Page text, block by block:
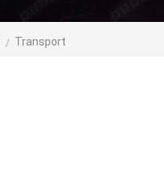
Transport